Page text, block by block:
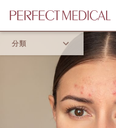
分類
流行趨勢